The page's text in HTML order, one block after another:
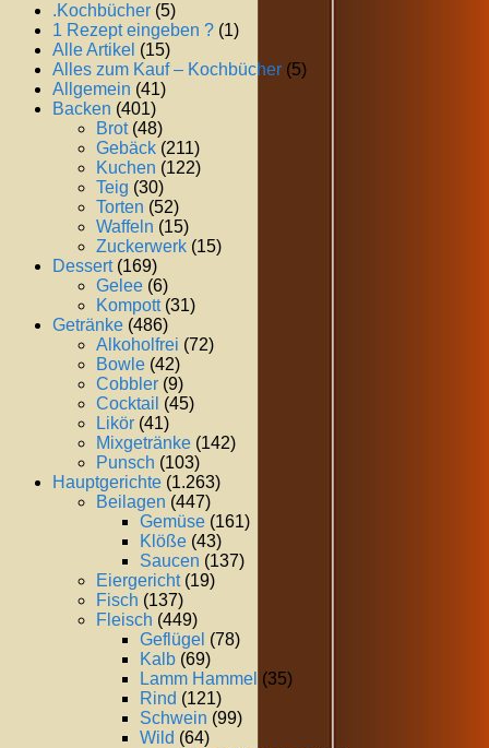
.Kochbücher (5)
1 Rezept eingeben ? (1)
Alle Artikel (15)
Alles zum Kauf – Kochbücher (5)
Allgemein (41)
Backen (401)
Brot(48)
Gebäck (211)
Kuchen (122)
Teig (30)
Torten (52)
Waffeln (15)
Zuckerwerk (15)
Dessert(169)
Gelee (6)
Kompott(31)
Getränke (486)
Alkoholfrei (72)
Bowle (42)
Cobbler (9)
Cocktail (45)
Likör (41)
Mixgetränke (142)
Punsch (103)
Hauptgerichte (1.263)
Beilagen (447)
Gemüse (161)
Klöße (43)
Saucen (137)
Eiergericht(19)
Fisch (137)
Fleisch (449)
Geflügel (78)
Kalb (69)
Lamm Hammel (35)
Rind (121)
Schwein (99)
Wild (64)